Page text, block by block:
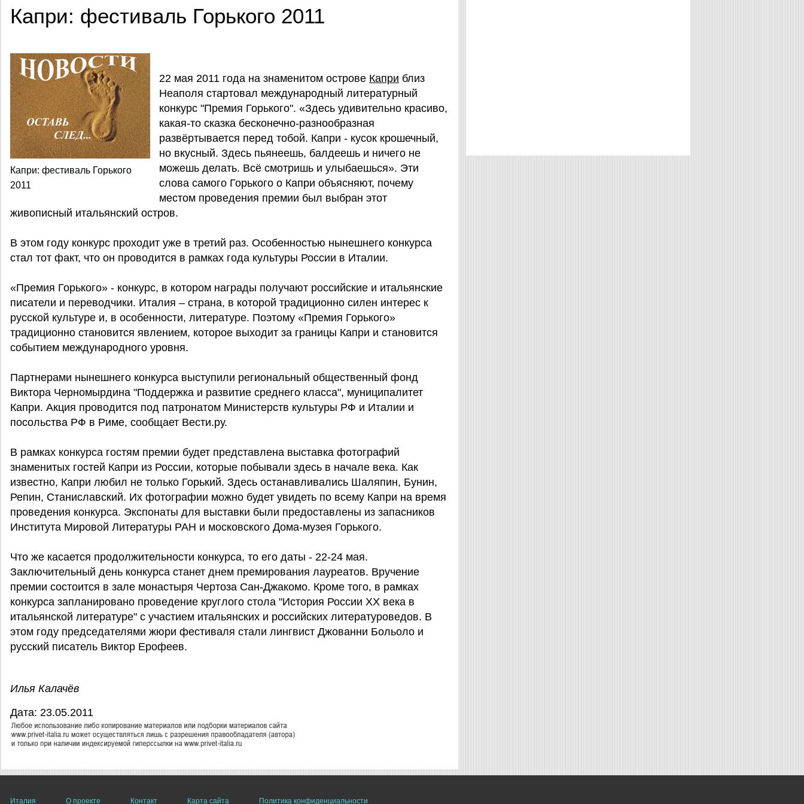
Капри: фестиваль Горького 2011
Капри: фестиваль Горького
2011
22 мая 2011 года на знаменитом острове Капри близ
Неаполя стартовал международный литературный
конкурс "Премия Горького". «Здесь удивительно красиво,
какая-то сказка бесконечно-разнообразная
развёртывается перед тобой. Капри - кусок крошечный,
но вкусный. Здесь пьянеешь, балдеешь и ничего не
можешь делать. Всё смотришь и улыбаешься». Эти
слова самого Горького о Капри объясняют, почему
местом проведения премии был выбран этот
живописный итальянский остров.
В этом году конкурс проходит уже в третий раз. Особенностью нынешнего конкурса
стал тот факт, что он проводится в рамках года культуры России в Италии.
«Премия Горького» - конкурс, в котором награды получают российские и итальянские
писатели и переводчики. Италия – страна, в которой традиционно силен интерес к
русской культуре и, в особенности, литературе. Поэтому «Премия Горького»
традиционно становится явлением, которое выходит за границы Капри и становится
событием международного уровня.
Партнерами нынешнего конкурса выступили региональный общественный фонд
Виктора Черномырдина "Поддержка и развитие среднего класса", муниципалитет
Капри. Акция проводится под патронатом Министерств культуры РФ и Италии и
посольства РФ в Риме, сообщает Вести.ру.
В рамках конкурса гостям премии будет представлена выставка фотографий
знаменитых гостей Капри из России, которые побывали здесь в начале века. Как
известно, Капри любил не только Горький. Здесь останавливались Шаляпин, Бунин,
Репин, Станиславский. Их фотографии можно будет увидеть по всему Капри на время
проведения конкурса. Экспонаты для выставки были предоставлены из запасников
Института Мировой Литературы РАН и московского Дома-музея Горького.
Что же касается продолжительности конкурса, то его даты - 22-24 мая.
Заключительный день конкурса станет днем премирования лауреатов. Вручение
премии состоится в зале монастыря Чертоза Сан-Джакомо. Кроме того, в рамках
конкурса запланировано проведение круглого стола "История России ХХ века в
итальянской литературе" с участием итальянских и российских литературоведов. В
этом году председателями жюри фестиваля стали лингвист Джованни Больоло и
русский писатель Виктор Ерофеев.
Илья Калачёв
Дата: 23.05.2011
Италия О проекте Контакт Карта сайта Политика конфиденциальности